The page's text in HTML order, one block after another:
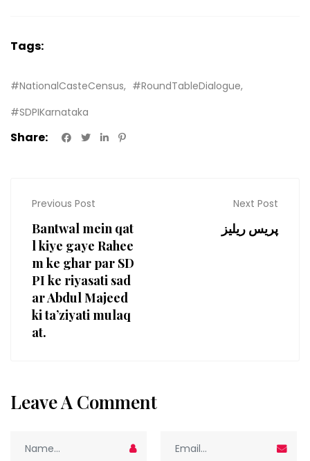
Tags:
#NationalCasteCensus
#RoundTableDialogue
#SDPIKarnataka
Share:
Previous Post
Bantwal mein qat
l kiye gaye Rahee
m ke ghar par SD
PI ke riyasati sad
ar Abdul Majeed
ki taʼziyati mulaq
at.
Next Post
پریس ریلیز
Leave A Comment